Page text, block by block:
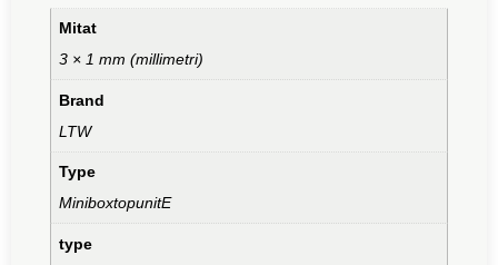
Mitat
3 × 1 mm (millimetri)
Brand
LTW
Type
MiniboxtopunitE
type